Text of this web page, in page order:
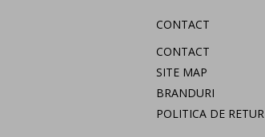
CONTACT
CONTACT
SITE MAP
BRANDURI
POLITICA DE RETUR